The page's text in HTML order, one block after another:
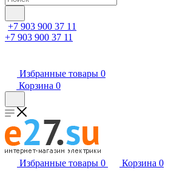
+7 903 900 37 11
+7 903 900 37 11
Избранные товары 0
Корзина 0
Избранные товары 0 Корзина 0